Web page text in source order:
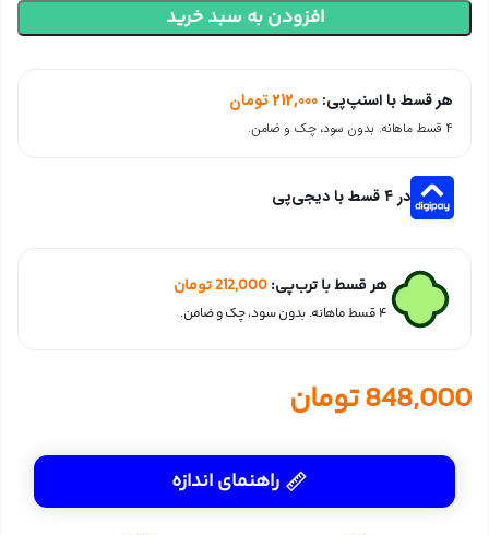
افزودن به سبد خرید
هر قسط با اسنپ‌پی: 212,000 تومان
۴ قسط ماهانه. بدون سود، چک و ضامن.
در ۴ قسط با دیجی‌پی
هر قسط با ترب‌پی:212,000تومان
۴ قسط ماهانه. بدون سود، چک و ضامن.
848,000تومان
راهنمای اندازه